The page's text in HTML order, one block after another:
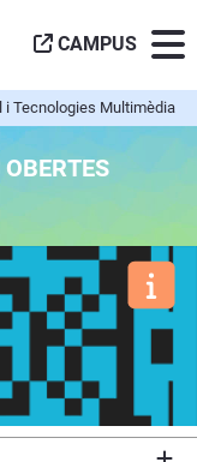
CAMPUS
i Tecnologies Multimèdia